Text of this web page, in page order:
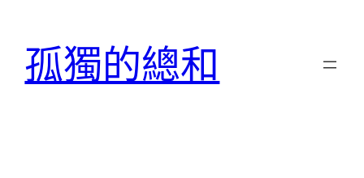
孤獨的總和